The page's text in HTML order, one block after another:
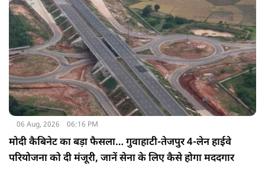
06 Aug, 2026 06:16 PM
मोदी कैबिनेट का बड़ा फैसला… गुवाहाटी-तेजपुर 4-लेन हाईवे
परियोजना को दी मंजूरी, जानें सेना के लिए कैसे होगा मददगार